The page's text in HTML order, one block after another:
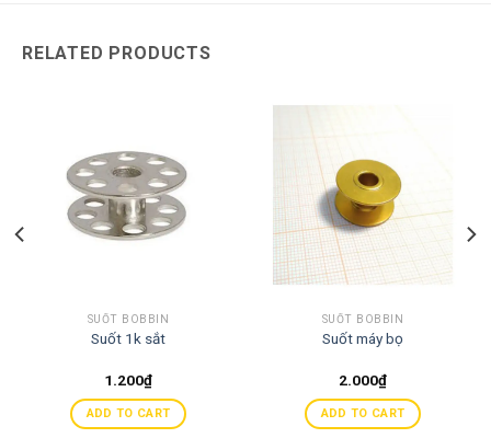
RELATED PRODUCTS
SUỐT BOBBIN
Suốt 1k sắt
1.200₫
ADD TO CART
SUỐT BOBBIN
Suốt máy bọ
2.000₫
ADD TO CART